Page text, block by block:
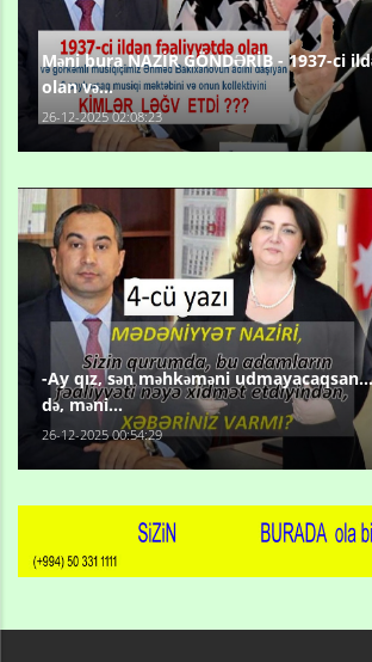
Məni bura NAZİR GÖNDƏRİB - 1937-ci
olan və...
26-12-2025 02:08:23
-Ay qız, sən məhkəməni
də, məni...
26-12-2025 00:54:29